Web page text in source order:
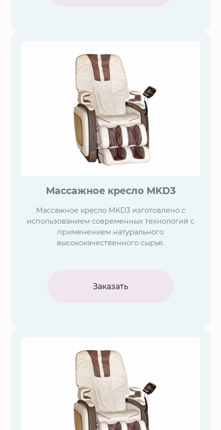
Массажное кресло МKD3
Массажное кресло МKD3 изготовлено с
использованием современных технологий с
применением натурального
высококачественного сырья.
Заказать